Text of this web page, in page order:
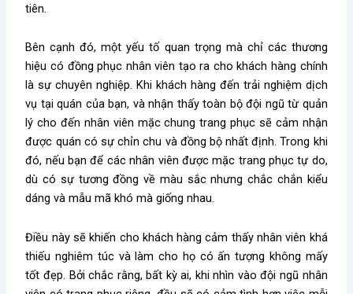
tiên.
Bên cạnh đó, một yếu tố quan trọng mà chỉ các thương
hiệu có đồng phục nhân viên tạo ra cho khách hàng chính
là sự chuyên nghiệp. Khi khách hàng đến trải nghiệm dịch
vụ tại quán của bạn, và nhận thấy toàn bộ đội ngũ từ quản
lý cho đến nhân viên mặc chung trang phục sẽ cảm nhận
được quán có sự chỉn chu và đồng bộ nhất định. Trong khi
đó, nếu bạn để các nhân viên được mặc trang phục tự do,
dù có sự tương đồng về màu sắc nhưng chắc chắn kiểu
dáng và mẫu mã khó mà giống nhau.
Điều này sẽ khiến cho khách hàng cảm thấy nhân viên khá
thiếu nghiêm túc và làm cho họ có ấn tượng không mấy
tốt đẹp. Bởi chắc rằng, bất kỳ ai, khi nhìn vào đội ngũ nhân